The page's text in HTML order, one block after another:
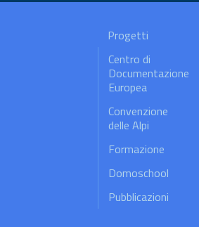
Progetti
Centro di
Documentazione
Europea
Convenzione
delle Alpi
Formazione
Domoschool
Pubblicazioni